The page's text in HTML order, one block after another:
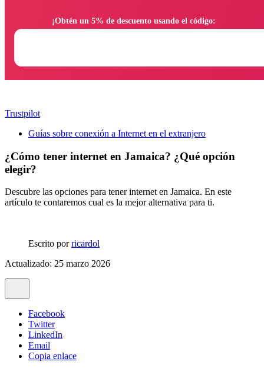
Trustpilot
Guías sobre conexión a Internet en el extranjero
¿Cómo tener internet en Jamaica? ¿Qué opción
elegir?
Descubre las opciones para tener internet en Jamaica. En este
artículo te contaremos cual es la mejor alternativa para ti.
Escrito porricardol
Actualizado: 25 marzo 2026
Facebook
Twitter
LinkedIn
Email
Copia enlace